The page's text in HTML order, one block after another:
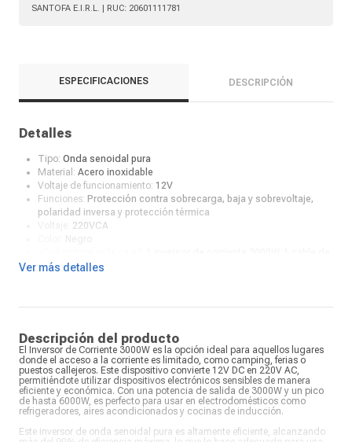
SANTOFA E.I.R.L. | RUC: 20601111781
ESPECIFICACIONES DESCRIPCIÓN
Detalles
Tipo: Onda senoidal pura
Material: Acero inoxidable
Voltaje de funcionamiento: 12V
Funciones: Protección contra sobrecarga, baja y sobrevoltaje,
polaridad inversa y protección térmica
220VCA
carga, 4 fusibles de repuesto, 1 control de encendido y 1 manual
Ver más detalles
Descripción del producto
El Inversor de Corriente 3000W es la opción ideal para aquellos lugares
donde el acceso a la corriente es limitado, como camping, ferias o
puestos callejeros. Este dispositivo convierte 12V DC en 220V AC,
permitiéndote utilizar dispositivos electrónicos sensibles de manera
eficiente y económica. Con una potencia de salida de 3000W y un pico
de hasta 6000W, es perfecto para usar en electrodomésticos como
refrigeradores, aires acondicionados y cocinas de inducción.
Este inversor de onda senoidal pura es altamente eficiente, alcanzando